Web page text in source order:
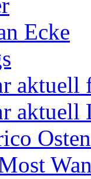
Ecke
aktuell
aktuell